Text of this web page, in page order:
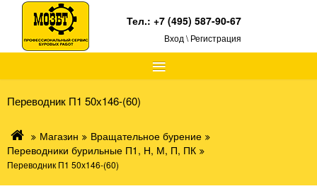
≡
Тел.:+7 (495) 587-90-67
Вход \ Регистрация
Переводник П1 50х146-(60)
Магазин
Вращательное бурение
Переводники бурильные П1, Н, М, П, ПК
Переводник П1 50х146-(60)